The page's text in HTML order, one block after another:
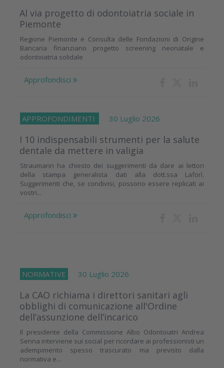
Al via progetto di odontoiatria sociale in
Piemonte
Regione Piemonte e Consulta delle Fondazioni di Origine
Bancaria finanziano progetto screening neonatale e
odontoiatria solidale
Approfondisci
APPROFONDIMENTI 30 Luglio 2026
I 10 indispensabili strumenti per la salute
dentale da mettere in valigia
Straumann ha chiesto dei suggerimenti da dare ai lettori
della stampa generalista dati alla dott.ssa Laforì.
Suggerimenti che, se condivisi, possono essere replicati ai
vostri...
Approfondisci
NORMATIVE 30 Luglio 2026
La CAO richiama i direttori sanitari agli
obblighi di comunicazione all'Ordine
dell’assunzione dell’incarico
Il presidente della Commissione Albo Odontoiatri Andrea
Senna interviene sui social per ricordare ai professionisti un
adempimento spesso trascurato ma previsto dalla
normativa e...